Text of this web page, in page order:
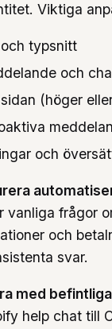
Viktiga
typsnitt
och
(höger
och
vanliga frågor
och
svar.
med
help chat till